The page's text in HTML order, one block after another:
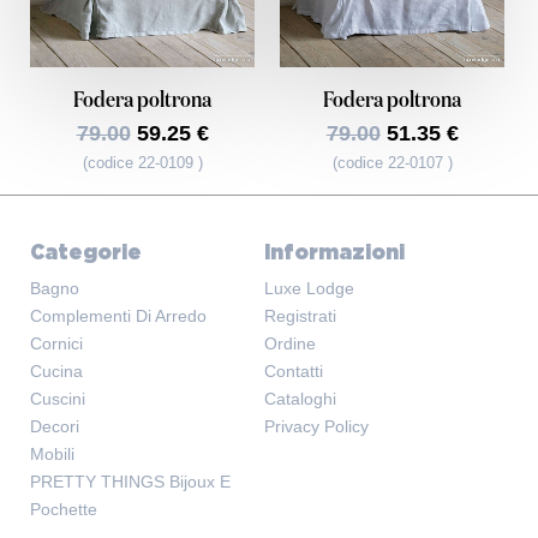
Fodera poltrona
79.0059.25 €
(codice 22-0109 )
Fodera poltrona
79.0051.35 €
(codice 22-0107 )
Categorie
Bagno
Complementi Di Arredo
Cornici
Cucina
Cuscini
Decori
Mobili
PRETTY THINGS Bijoux E
Pochette
Informazioni
Luxe Lodge
Registrati
Ordine
Contatti
Cataloghi
Privacy Policy